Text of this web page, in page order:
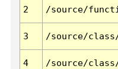
2 /source/
3 /source/
4 /source/